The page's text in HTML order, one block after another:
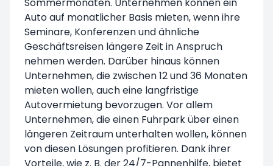
Auto auf monatlicher Basis mieten, wenn ihre
Seminare, Konferenzen und ähnliche
Geschäftsreisen längere Zeit in Anspruch
nehmen werden. Darüber hinaus können
Unternehmen, die zwischen 12 und 36 Monaten
mieten wollen, auch eine langfristige
Autovermietung bevorzugen. Vor allem
Unternehmen, die einen Fuhrpark über einen
längeren Zeitraum unterhalten wollen, können
von diesen Lösungen profitieren. Dank ihrer
Vorteile, wie z. B. der 24/7-Pannenhilfe, bietet